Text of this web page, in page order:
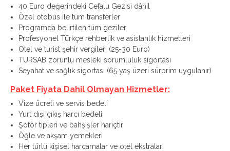
40 Euro değerindeki Cefalu Gezisi dâhil
Özel otobüs ile tüm transferler
Programda belirtilen tüm geziler
Profesyonel Türkçe rehberlik ve asistanlık hizmetleri
Otel ve turist şehir vergileri (25-30 Euro)
TURSAB zorunlu mesleki sorumluluk sigortası
Seyahat ve sağlık sigortası (65 yaş üzeri sürprim uygulanır)
Paket Fiyata Dahil Olmayan Hizmetler:
Vize ücreti ve servis bedeli
Yurt dışı çıkış harcı bedeli
Şoför tipleri ve bahşişler hariçtir
Öğle ve akşam yemekleri
Her türlü kişisel harcamalar ve otel ekstraları